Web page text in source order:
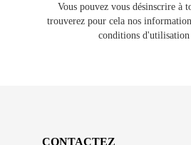
Vous pouvez vous désinscrire à
trouverez pour cela nos
conditions d'utilisation
CONTACTEZ